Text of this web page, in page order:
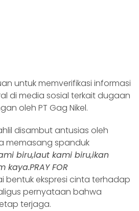
untuk memverifikasi informasi
di media sosial terkait dugaan
oleh PT Gag Nikel.
disambut antusias oleh
memasang spanduk
biru,laut kami biru,ikan
FOR
bentuk ekspresi cinta terhadap
pernyataan bahwa
terjaga.